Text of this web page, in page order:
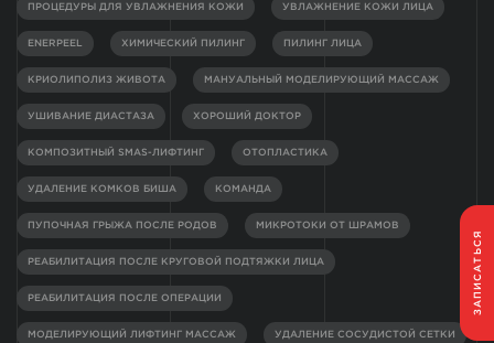
ЗАПИСАТЬСЯ
ПРОЦЕДУРЫ ДЛЯ УВЛАЖНЕНИЯ КОЖИ УВЛАЖНЕНИЕ КОЖИ ЛИЦА
ENERPEEL ХИМИЧЕСКИЙ ПИЛИНГ ПИЛИНГ ЛИЦА
КРИОЛИПОЛИЗ ЖИВОТА МАНУАЛЬНЫЙ МОДЕЛИРУЮЩИЙ МАССАЖ
УШИВАНИЕ ДИАСТАЗА ХОРОШИЙ ДОКТОР
КОМПОЗИТНЫЙ SMAS-ЛИФТИНГ ОТОПЛАСТИКА
УДАЛЕНИЕ КОМКОВ БИША КОМАНДА
ПУПОЧНАЯ ГРЫЖА ПОСЛЕ РОДОВ МИКРОТОКИ ОТ ШРАМОВ
РЕАБИЛИТАЦИЯ ПОСЛЕ КРУГОВОЙ ПОДТЯЖКИ ЛИЦА
РЕАБИЛИТАЦИЯ ПОСЛЕ ОПЕРАЦИИ
МОДЕЛИРУЮЩИЙ ЛИФТИНГ МАССАЖ УДАЛЕНИЕ СОСУДИСТОЙ СЕТКИ